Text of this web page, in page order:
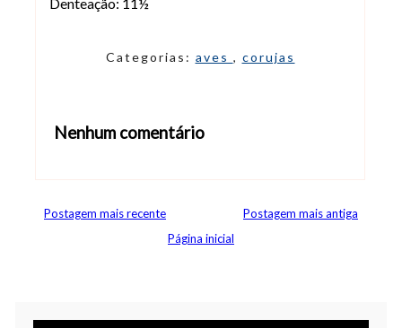
Categorias: aves , corujas
Nenhum comentário
Postagem mais recente
Postagem mais antiga
Página inicial